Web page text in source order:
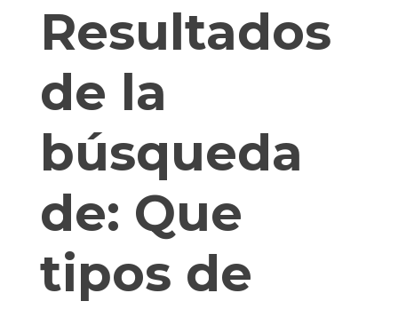
Resultados
de la
búsqueda
de: Que
tipos de